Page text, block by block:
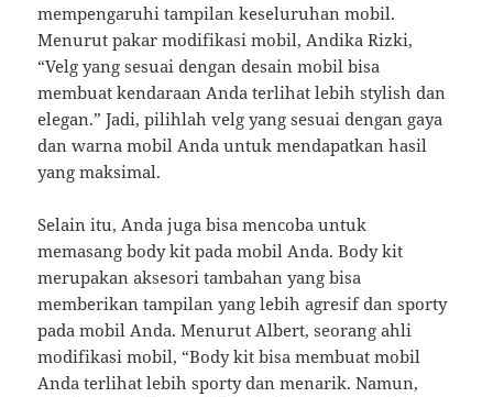
mempengaruhi tampilan keseluruhan mobil.
Menurut pakar modifikasi mobil, Andika Rizki,
“Velg yang sesuai dengan desain mobil bisa
membuat kendaraan Anda terlihat lebih stylish dan
elegan.” Jadi, pilihlah velg yang sesuai dengan gaya
dan warna mobil Anda untuk mendapatkan hasil
yang maksimal.
Selain itu, Anda juga bisa mencoba untuk
memasang body kit pada mobil Anda. Body kit
merupakan aksesori tambahan yang bisa
memberikan tampilan yang lebih agresif dan sporty
pada mobil Anda. Menurut Albert, seorang ahli
modifikasi mobil, “Body kit bisa membuat mobil
Anda terlihat lebih sporty dan menarik. Namun,